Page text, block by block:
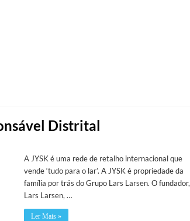
Distrital
A JYSK é uma rede de retalho internacional que
vende ‘tudo para o lar’. A JYSK é propriedade da
família por trás do Grupo Lars Larsen. O fundador,
Lars Larsen, …
Ler Mais »